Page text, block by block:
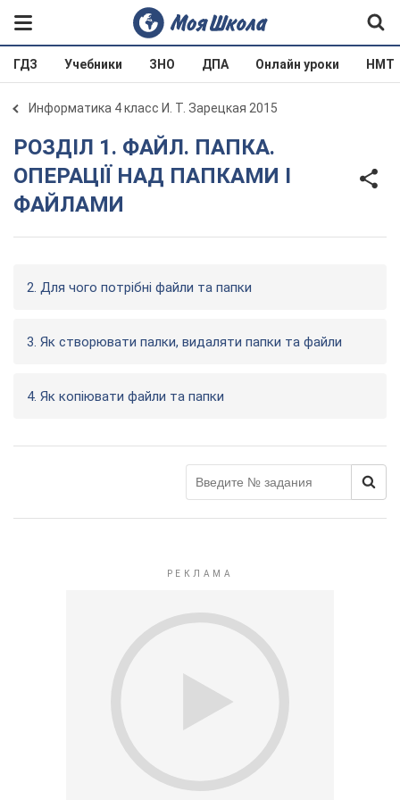
ГДЗ Учебники ЗНО ДПА Онлайн уроки НМТ
Информатика 4 класс И. Т. Зарецкая 2015
РОЗДІЛ 1. ФАЙЛ. ПАПКА.
ОПЕРАЦІЇ НАД ПАПКАМИ І
ФАЙЛАМИ
2. Для чого потрібні файли та папки
3. Як створювати палки, видаляти папки та файли
4. Як копіювати файли та папки